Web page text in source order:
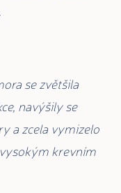
se zvětšila
navýšily se
a zcela vymizelo
krevním